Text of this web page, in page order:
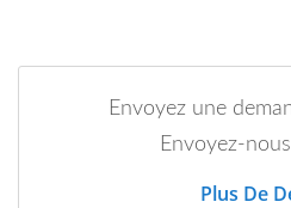
Envoyez une
Envoyez-
Plus De